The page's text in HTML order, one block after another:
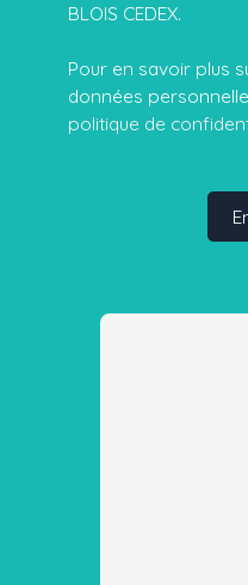
BLOIS CEDEX.
Pour en savoir plus
données
politique de